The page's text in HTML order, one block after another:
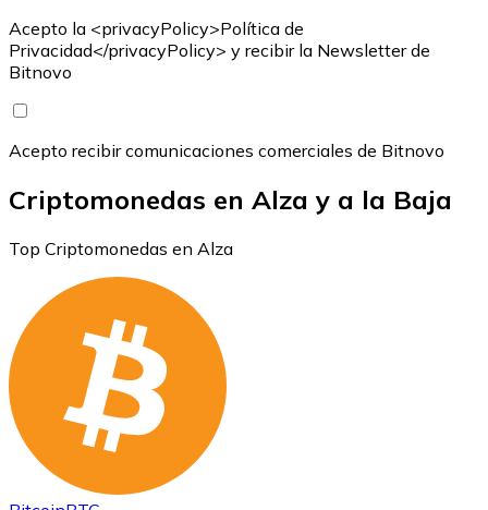
Acepto la <privacyPolicy>Política de
Privacidad</privacyPolicy> y recibir la Newsletter de
Bitnovo
Acepto recibir comunicaciones comerciales de Bitnovo
Criptomonedas en Alza y a la Baja
Top Criptomonedas en Alza